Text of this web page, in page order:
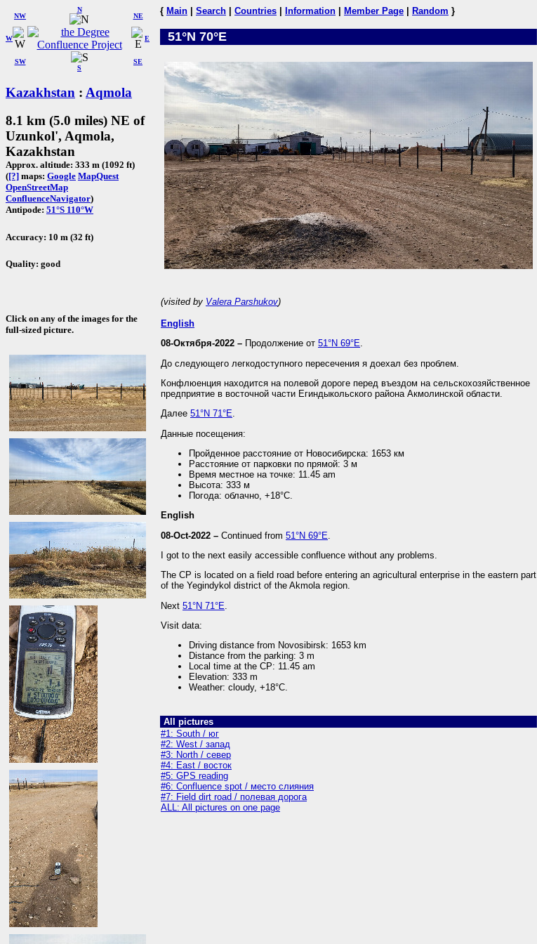
W
NW
N
NE
SW
S
SE
E
Kazakhstan : Aqmola
8.1 km (5.0 miles) NE of
Uzunkol', Aqmola,
Kazakhstan
Approx. altitude: 333 m (1092 ft)
([?] maps: Google MapQuest
OpenStreetMap
ConfluenceNavigator)
Antipode: 51°S 110°W
Accuracy: 10 m (32 ft)
Quality: good
Click on any of the images for the
full-sized picture.
{ Main Search Countries Information Member Page Random }
51°N 70°E
(visited by Valera Parshukov)
English
08-Октября-2022 – Продолжение от 51°N 69°E.
До следующего легкодоступного пересечения я доехал без проблем.
Конфлюенция находится на полевой дороге перед въездом на сельскохозяйственное
предприятие в восточной части Егиндыкольского района Акмолинской области.
Далее 51°N 71°E.
Данные посещения:
Пройденное расстояние от Новосибирска: 1653 км
Расстояние от парковки по прямой: 3 м
Время местное на точке: 11.45 am
Высота: 333 м
Погода: облачно, +18°C.
English
08-Oct-2022 – Continued from 51°N 69°E
I got to the next easily accessible confluence without any problems.
The CP is located on a field road before entering an agricultural enterprise in the eastern part
of the Yegindykol district of the Akmola region.
Next 51°N 71°E
Visit data:
Driving distance from Novosibirsk: 1653 km
Distance from the parking: 3 m
Local time at the CP: 11.45 am
Elevation: 333 m
Weather: cloudy, +18°C.
All pictures
#1: South / юг
#2: West / запад
#3: North / север
#4: East / восток
#5: GPS reading
#6: Confluence spot / место слияния
#7: Field dirt road / полевая дорога
ALL: All pictures on one page